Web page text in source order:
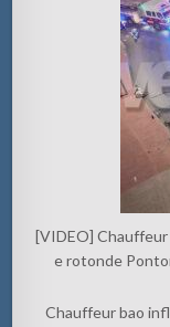
[VIDEO] Chauffeur
e rotonde
Chauffeur bao